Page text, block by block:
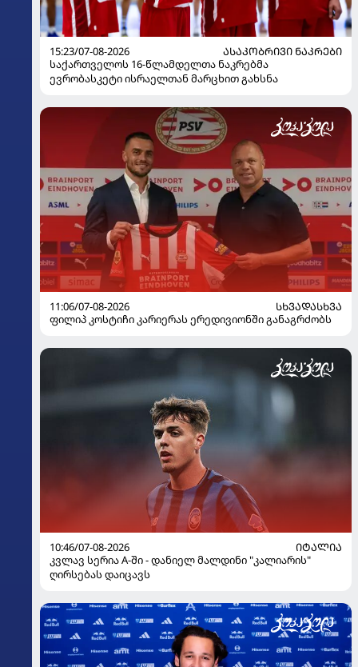
15:23/07-08-2026
ᲐᲡᲐᲙᲝᲑᲠᲘᲕᲘ ᲜᲐᲙᲠᲔᲑᲘ
საქართველოს 16-წლამდელთა ნაკრებმა
ევრობასკეტი ისრაელთან მარცხით გახსნა
11:06/07-08-2026
ᲡᲮᲕᲐᲓᲐᲡᲮᲕᲐ
ფილიპ კოსტიჩი კარიერას ერედივიონში განაგრძობს
10:46/07-08-2026
ᲘᲢᲐᲚᲘᲐ
კვლავ სერია A-ში - დანიელ მალდინი "კალიარის"
ღირსებას დაიცავს